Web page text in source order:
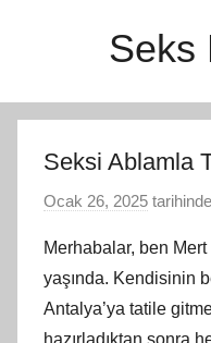
Seks
Seksi Ablamla
Ocak 26, 2025
Merhabalar, ben Mert
yaşında. Kendisinin
Antalya’ya tatile
hazırladıktan sonra